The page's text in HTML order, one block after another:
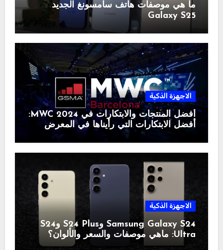
ما هي موصفات هاتف سامسونغ الجديد
Galaxy S25
الاجهزة الذكية
أفضل المنتجات والابتكارات في MWC 2024:
أفضل الابتكارات التي رأيناها في المعرض
الاجهزة الذكية
Samsung Galaxy S24 وS24 Plus وS24
Ultra: ماهي موصفات والسعر والألوان؟